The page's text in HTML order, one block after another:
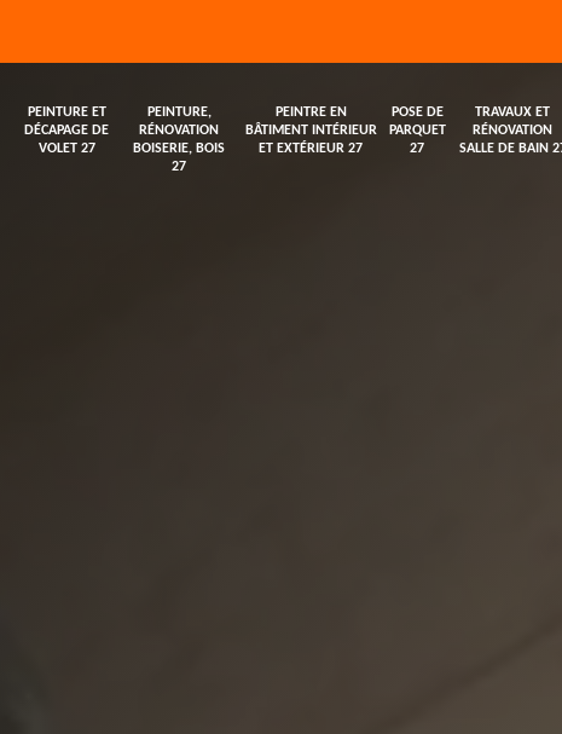
PEINTURE ET
DÉCAPAGE DE
VOLET 27
PEINTURE,
RÉNOVATION
BOISERIE, BOIS
27
PEINTRE EN
BÂTIMENT INTÉRIEUR
ET EXTÉRIEUR 27
POSE DE
PARQUET
27
TRAVAUX ET
RÉNOVATION
SALLE DE BAIN